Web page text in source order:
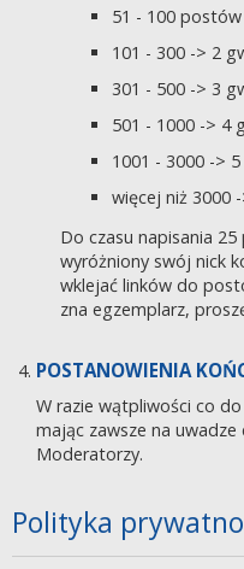
51 - 100
101 - 300 -> 2
301 - 500 -> 3
501 - 1000 -> 4
1001 - 3000 ->
więcej niż 3000
Do czasu napisania
wyróżniony swój nick
wklejać linków do
zna egzemplarz,
POSTANOWIENIA
W razie wątpliwości co
mając zawsze na
Moderatorzy.
Polityka